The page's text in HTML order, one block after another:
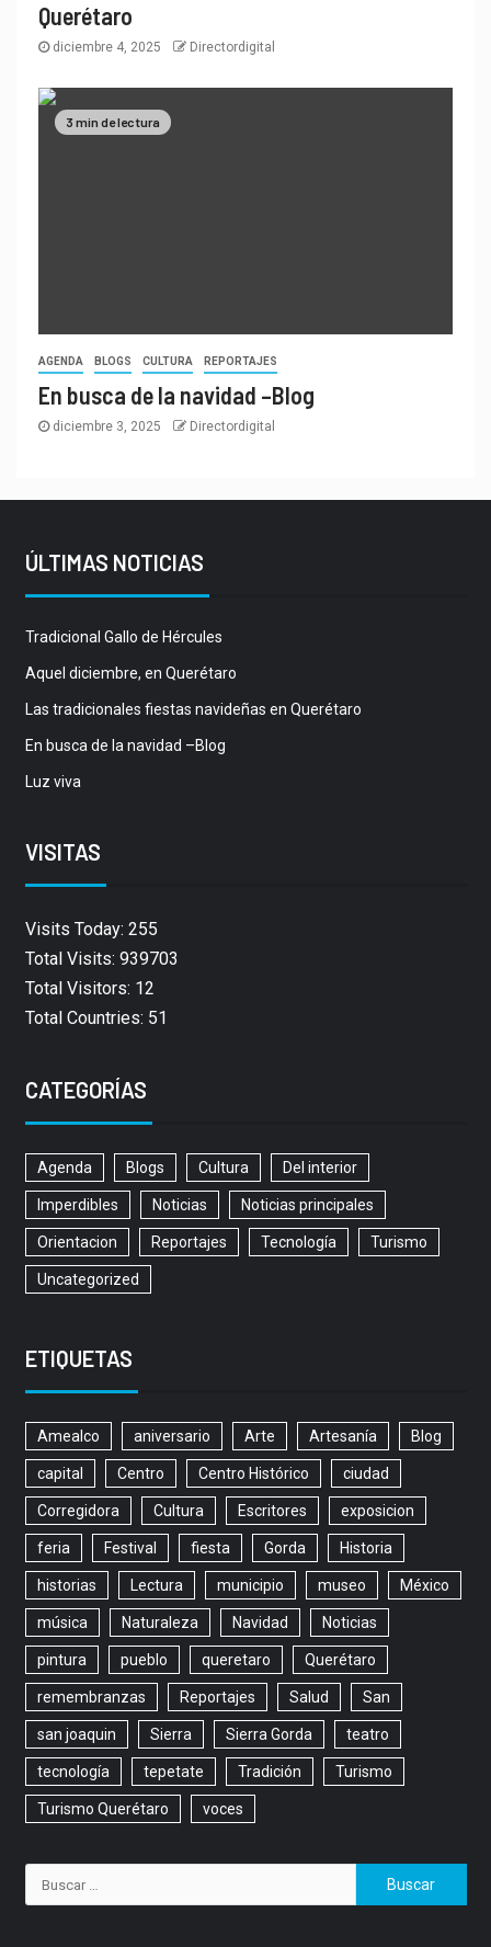
Querétaro
diciembre 4, 2025 Directordigital
3 min de lectura
AGENDA BLOGS CULTURA REPORTAJES
En busca de la navidad –Blog
diciembre 3, 2025 Directordigital
ÚLTIMAS NOTICIAS
Tradicional Gallo de Hércules
Aquel diciembre, en Querétaro
Las tradicionales fiestas navideñas en Querétaro
En busca de la navidad –Blog
Luz viva
VISITAS
Visits Today: 255
Total Visits: 939703
Total Visitors: 12
Total Countries: 51
CATEGORÍAS
Agenda Blogs Cultura Del interior
Imperdibles Noticias Noticias principales
Orientacion Reportajes Tecnología Turismo
Uncategorized
ETIQUETAS
Amealco aniversario Arte Artesanía Blog
capital Centro Centro Histórico ciudad
Corregidora Cultura Escritores exposicion
feria Festival fiesta Gorda Historia
historias Lectura municipio museo México
música Naturaleza Navidad Noticias
pintura pueblo queretaro Querétaro
remembranzas Reportajes Salud San
san joaquin Sierra Sierra Gorda teatro
tecnología tepetate Tradición Turismo
Turismo Querétaro voces